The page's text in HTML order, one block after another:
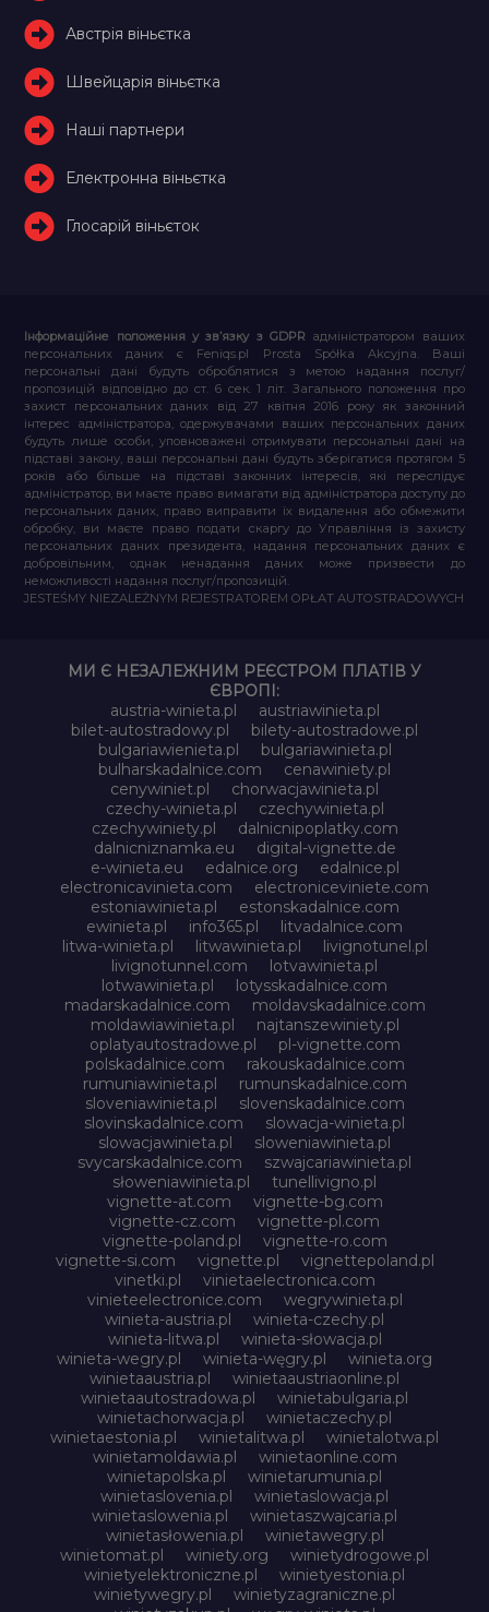
Австрія віньєтка
Швейцарія віньєтка
Наші партнери
Електронна віньєтка
Глосарій віньєток
Інформаційне положення у зв’язку з GDPR адміністратором ваших
персональних даних є Feniqs.pl Prosta Spółka Akcyjna. Ваші
персональні дані будуть оброблятися з метою надання послуг/
пропозицій відповідно до ст. 6 сек. 1 літ. Загального положення про
захист персональних даних від 27 квітня 2016 року як законний
інтерес адміністратора, одержувачами ваших персональних даних
будуть лише особи, уповноважені отримувати персональні дані на
підставі закону, ваші персональні дані будуть зберігатися протягом 5
років або більше на підставі законних інтересів, які переслідує
адміністратор, ви маєте право вимагати від адміністратора доступу до
персональних даних, право виправити їх видалення або обмежити
обробку, ви маєте право подати скаргу до Управління із захисту
персональних даних президента, надання персональних даних є
добровільним, однак ненадання даних може призвести до
неможливості надання послуг/пропозицій.
JESTEŚMY NIEZALEŻNYM REJESTRATOREM OPŁAT AUTOSTRADOWYCH
МИ Є НЕЗАЛЕЖНИМ РЕЄСТРОМ ПЛАТІВ У
ЄВРОПІ:
austria-winieta.pl
austriawinieta.pl
bilet-autostradowy.pl
bilety-autostradowe.pl
bulgariawienieta.pl
bulgariawinieta.pl
bulharskadalnice.com
cenawiniety.pl
cenywiniet.pl
chorwacjawinieta.pl
czechy-winieta.pl
czechywinieta.pl
czechywiniety.pl
dalnicnipoplatky.com
dalnicniznamka.eu
digital-vignette.de
e-winieta.eu
edalnice.org
edalnice.pl
electronicavinieta.com
electroniceviniete.com
estoniawinieta.pl
estonskadalnice.com
ewinieta.pl
info365.pl
litvadalnice.com
litwa-winieta.pl
litwawinieta.pl
livignotunel.pl
livignotunnel.com
lotvawinieta.pl
lotwawinieta.pl
lotysskadalnice.com
madarskadalnice.com
moldavskadalnice.com
moldawiawinieta.pl
najtanszewiniety.pl
oplatyautostradowe.pl
pl-vignette.com
polskadalnice.com
rakouskadalnice.com
rumuniawinieta.pl
rumunskadalnice.com
sloveniawinieta.pl
slovenskadalnice.com
slovinskadalnice.com
slowacja-winieta.pl
slowacjawinieta.pl
sloweniawinieta.pl
svycarskadalnice.com
szwajcariawinieta.pl
słoweniawinieta.pl
tunellivigno.pl
vignette-at.com
vignette-bg.com
vignette-cz.com
vignette-pl.com
vignette-poland.pl
vignette-ro.com
vignette-si.com
vignette.pl
vignettepoland.pl
vinetki.pl
vinietaelectronica.com
vinieteelectronice.com
wegrywinieta.pl
winieta-austria.pl
winieta-czechy.pl
winieta-litwa.pl
winieta-słowacja.pl
winieta-wegry.pl
winieta-węgry.pl
winieta.org
winietaaustria.pl
winietaaustriaonline.pl
winietaautostradowa.pl
winietabulgaria.pl
winietachorwacja.pl
winietaczechy.pl
winietaestonia.pl
winietalitwa.pl
winietalotwa.pl
winietamoldawia.pl
winietaonline.com
winietapolska.pl
winietarumunia.pl
winietaslovenia.pl
winietaslowacja.pl
winietaslowenia.pl
winietaszwajcaria.pl
winietasłowenia.pl
winietawegry.pl
winietomat.pl
winiety.org
winietydrogowe.pl
winietyelektroniczne.pl
winietyestonia.pl
winietywegry.pl
winietyzagraniczne.pl